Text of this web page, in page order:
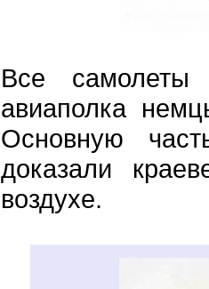
Все самолеты
авиаполка
Основную
доказали
воздухе.